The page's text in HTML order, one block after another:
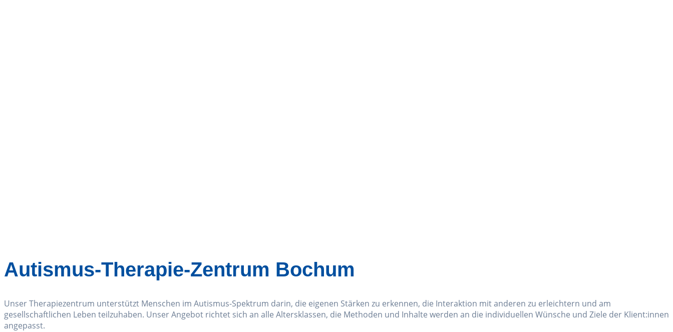
Autismus-Therapie-Zentrum Bochum
Unser Therapiezentrum unterstützt Menschen im Autismus-Spektrum darin, die eigenen Stärken zu erkennen, die Interaktion mit anderen zu erleichtern und am
gesellschaftlichen Leben teilzuhaben. Unser Angebot richtet sich an alle Altersklassen, die Methoden und Inhalte werden an die individuellen Wünsche und Ziele der Klient:innen
angepasst.